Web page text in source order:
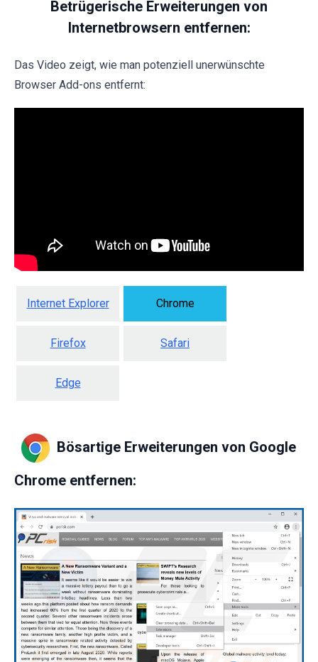
Betrügerische Erweiterungen von
Internetbrowsern entfernen:
Das Video zeigt, wie man potenziell unerwünschte
Browser Add-ons entfernt:
Internet Explorer Chrome
Firefox Safari
Edge
Bösartige Erweiterungen von Google
Chrome entfernen: